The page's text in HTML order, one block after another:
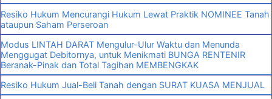
Resiko Hukum Mencurangi Hukum Lewat Praktik NOMINEE Tanah
ataupun Saham Perseroan
Modus LINTAH DARAT Mengulur-Ulur Waktu dan Menunda
Menggugat Debitornya, untuk Menikmati BUNGA RENTENIR
Beranak-Pinak dan Total Tagihan MEMBENGKAK
Resiko Hukum Jual-Beli Tanah dengan SURAT KUASA MENJUAL